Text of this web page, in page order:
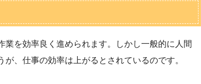
を効率良く進められます。しかし一般的に人間
、仕事の効率は上がるとされているのです。